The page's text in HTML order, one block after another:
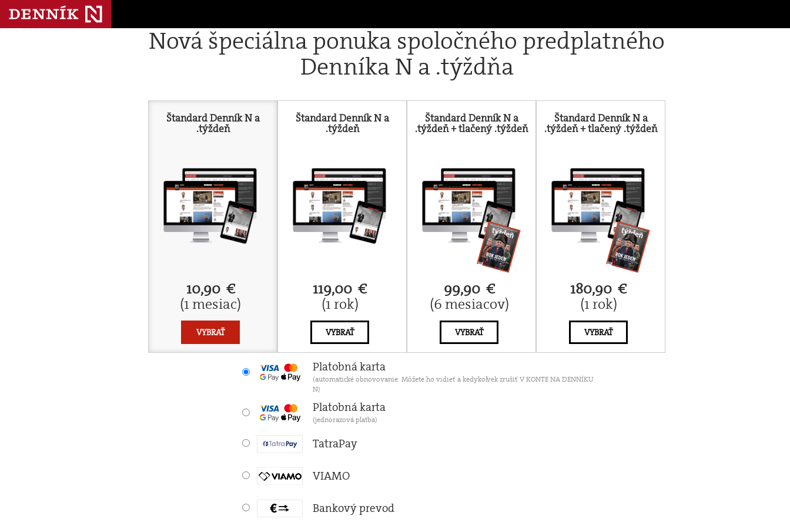
Nová špeciálna ponuka spoločného predplatného
Denníka N a .týždňa
Štandard Denník N a
.týždeň
10,90 €
(1 mesiac)
VYBRAŤ
Štandard Denník N a
.týždeň
119,00 €
(1 rok)
VYBRAŤ
Štandard Denník N a
.týždeň + tlačený .týždeň
99,90 €
(6 mesiacov)
VYBRAŤ
Štandard Denník N a
.týždeň + tlačený .týždeň
180,90 €
(1 rok)
VYBRAŤ
Platobná karta
(automatické obnovovanie. Môžete ho vidieť a kedykoľvek zrušiť V KONTE NA DENNÍKU
N)
Platobná karta
(jednorazová platba)
TatraPay
VIAMO
Bankový prevod